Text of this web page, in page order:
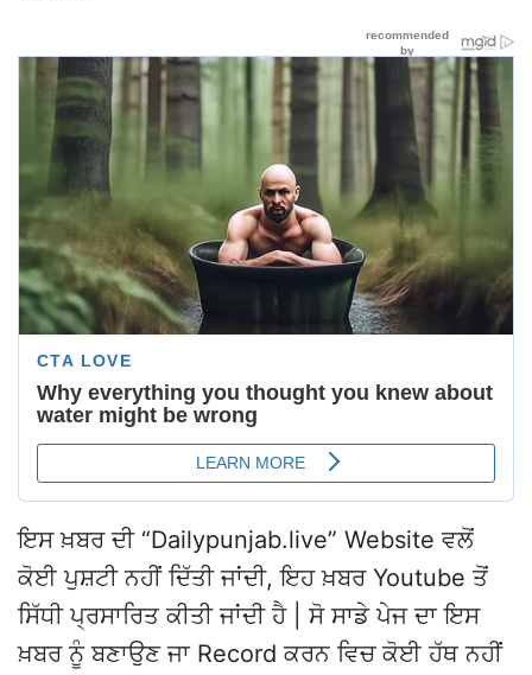
ਇਸ ਖ਼ਬਰ ਦੀ “Dailypunjab.live” Website ਵਲੋਂ
ਕੋਈ ਪੁਸ਼ਟੀ ਨਹੀਂ ਦਿੱਤੀ ਜਾਂਦੀ, ਇਹ ਖ਼ਬਰ Youtube ਤੋਂ
ਸਿੱਧੀ ਪ੍ਰਸਾਰਿਤ ਕੀਤੀ ਜਾਂਦੀ ਹੈ | ਸੋ ਸਾਡੇ ਪੇਜ ਦਾ ਇਸ
ਖ਼ਬਰ ਨੂੰ ਬਣਾਉਣ ਜਾ Record ਕਰਨ ਵਿਚ ਕੋਈ ਹੱਥ ਨਹੀਂ